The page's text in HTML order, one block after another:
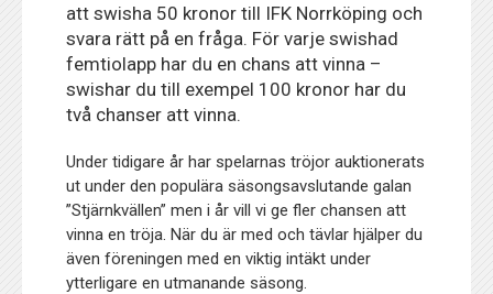
att swisha 50 kronor till IFK Norrköping och
svara rätt på en fråga. För varje swishad
femtiolapp har du en chans att vinna –
swishar du till exempel 100 kronor har du
två chanser att vinna.
Under tidigare år har spelarnas tröjor auktionerats
ut under den populära säsongsavslutande galan
”Stjärnkvällen” men i år vill vi ge fler chansen att
vinna en tröja. När du är med och tävlar hjälper du
även föreningen med en viktig intäkt under
ytterligare en utmanande säsong.